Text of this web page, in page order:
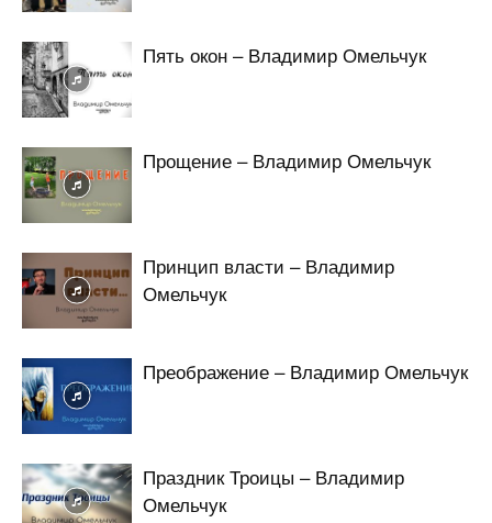
Пять окон – Владимир Омельчук
Прощение – Владимир Омельчук
Принцип власти – Владимир
Омельчук
Преображение – Владимир Омельчук
Праздник Троицы – Владимир
Омельчук